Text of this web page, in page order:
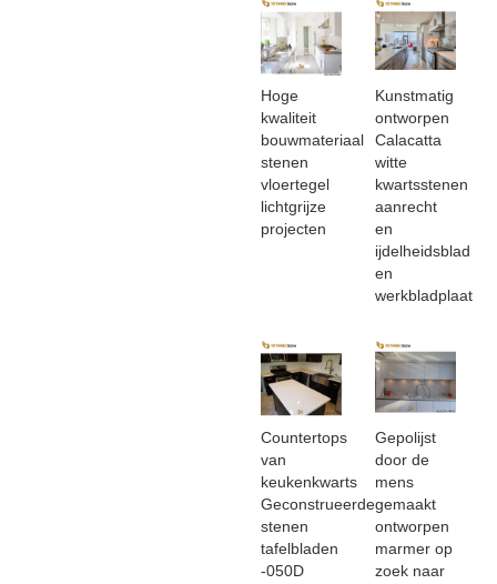
Hoge
kwaliteit
bouwmateriaal
stenen
vloertegel
lichtgrijze
projecten
Kunstmatig
ontworpen
Calacatta
witte
kwartsstenen
aanrecht
en
ijdelheidsblad
en
werkbladplaat
Countertops
van
keukenkwarts
Geconstrueerde
stenen
tafelbladen
-050D
Gepolijst
door de
mens
gemaakt
ontworpen
marmer op
zoek naar